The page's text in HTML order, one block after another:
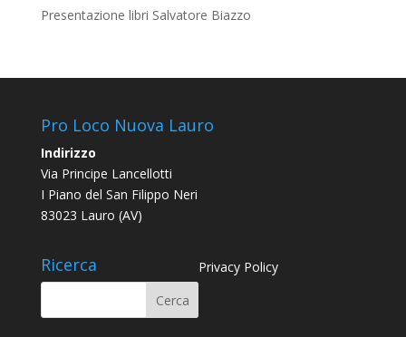
Presentazione libri Salvatore Biazzo
Pro Loco Nuova Lauro
Indirizzo
Via Principe Lancellotti
I Piano del San Filippo Neri
83023 Lauro (AV)
Ricerca Privacy Policy